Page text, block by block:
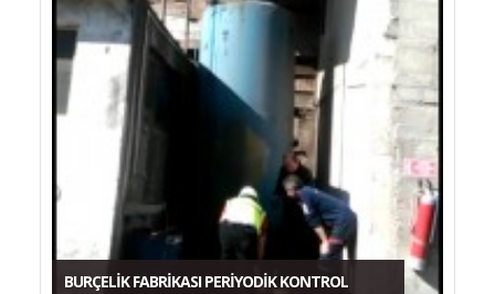
BURÇELIK FABRIKASI PERIYODIK KONTROL